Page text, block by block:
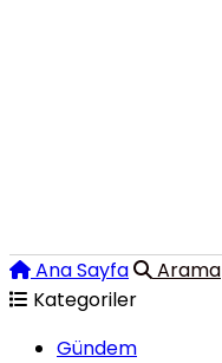
Ana Sayfa Arama
Kategoriler
Gündem